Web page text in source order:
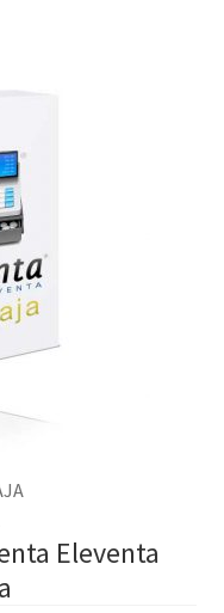
Eleventa